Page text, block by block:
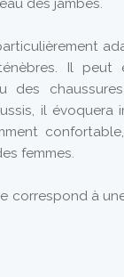
des jambes.
Il peut
des
il évoquera
femmes.
correspond à